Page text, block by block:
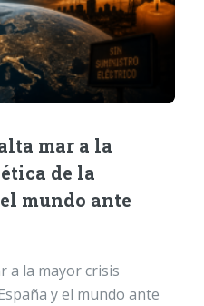
mar a la
de la
mundo ante
a la mayor crisis
y el mundo ante